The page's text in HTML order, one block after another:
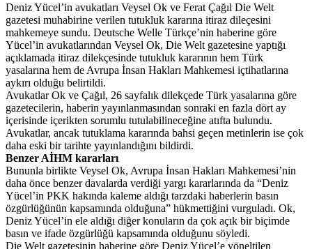
Deniz Yücel’in avukatları Veysel Ok ve Ferat Çağıl Die Welt
gazetesi muhabirine verilen tutukluk kararına itiraz dileçesini
mahkemeye sundu. Deutsche Welle Türkçe’nin haberine göre
Yücel’in avukatlarından Veysel Ok, Die Welt gazetesine yaptığı
açıklamada itiraz dilekçesinde tutukluk kararının hem Türk
yasalarına hem de Avrupa İnsan Hakları Mahkemesi içtihatlarına
aykırı olduğu belirtildi.
Avukatlar Ok ve Çağıl, 26 sayfalık dilekçede Türk yasalarına göre
gazetecilerin, haberin yayınlanmasından sonraki en fazla dört ay
içerisinde içerikten sorumlu tutulabilineceğine atıfta bulundu.
Avukatlar, ancak tutuklama kararında bahsi geçen metinlerin ise çok
daha eski bir tarihte yayınlandığını bildirdi.
Benzer AİHM kararları
Bununla birlikte Veysel Ok, Avrupa İnsan Hakları Mahkemesi’nin
daha önce benzer davalarda verdiği yargı kararlarında da “Deniz
Yücel’in PKK hakında kaleme aldığı tarzdaki haberlerin basın
özgürlüğünün kapsamında olduğuna” hükmettiğini vurguladı. Ok,
Deniz Yücel’in ele aldığı diğer konuların da çok açık bir biçimde
basın ve ifade özgürlüğü kapsamında olduğunu söyledi.
Die Welt gazetesinin haberine göre Deniz Yücel’e yöneltilen